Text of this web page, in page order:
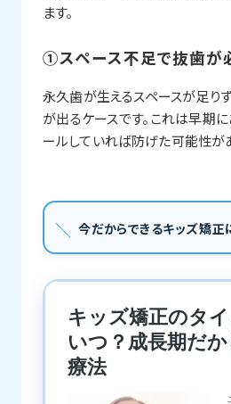
ます。
①スペース不足で抜歯が
永久歯が生えるスペースが足り
が出るケースです。これは早期
ールしていれば防げた可能性が
今だからできるキッズ矯正